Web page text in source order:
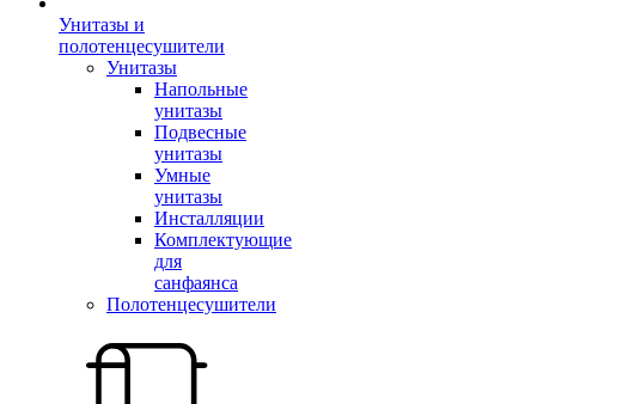
Унитазы и
полотенцесушители
Унитазы
Напольные
унитазы
Подвесные
унитазы
Умные
унитазы
Инсталляции
Комплектующие
для
санфаянса
Полотенцесушители